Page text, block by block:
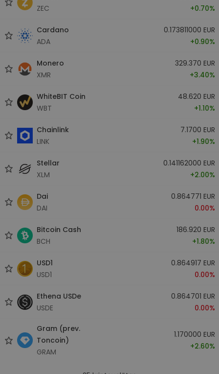
ZEC
+0.70%
Cardano
ADA
0.173811000 EUR
+0.90%
Monero
XMR
329.370 EUR
+3.40%
WhiteBIT Coin
WBT
48.620 EUR
+1.10%
Chainlink
LINK
7.1700 EUR
+1.90%
Stellar
XLM
0.141162000 EUR
+2.00%
Dai
DAI
0.864771 EUR
0.00%
Bitcoin Cash
BCH
186.920 EUR
+1.80%
USD1
USD1
0.864917 EUR
0.00%
Ethena USDe
USDE
0.864701 EUR
0.00%
Gram (prev.
Toncoin)
GRAM
1.170000 EUR
+2.60%